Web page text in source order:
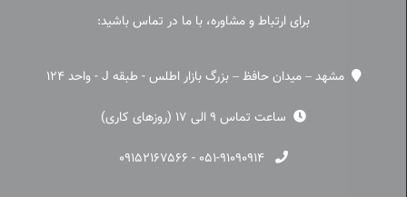
برای ارتباط و مشاوره، با ما در تماس باشید:
مشهد – میدان حافظ – بزرگ بازار اطلس - طبقه J - واحد 124
ساعت تماس 9 الی 17 (روزهای کاری)
۰۵۱-۹۱۰۹۰۹۱۴ - ۰۹۱۵۲۱۶۷۵۶۶